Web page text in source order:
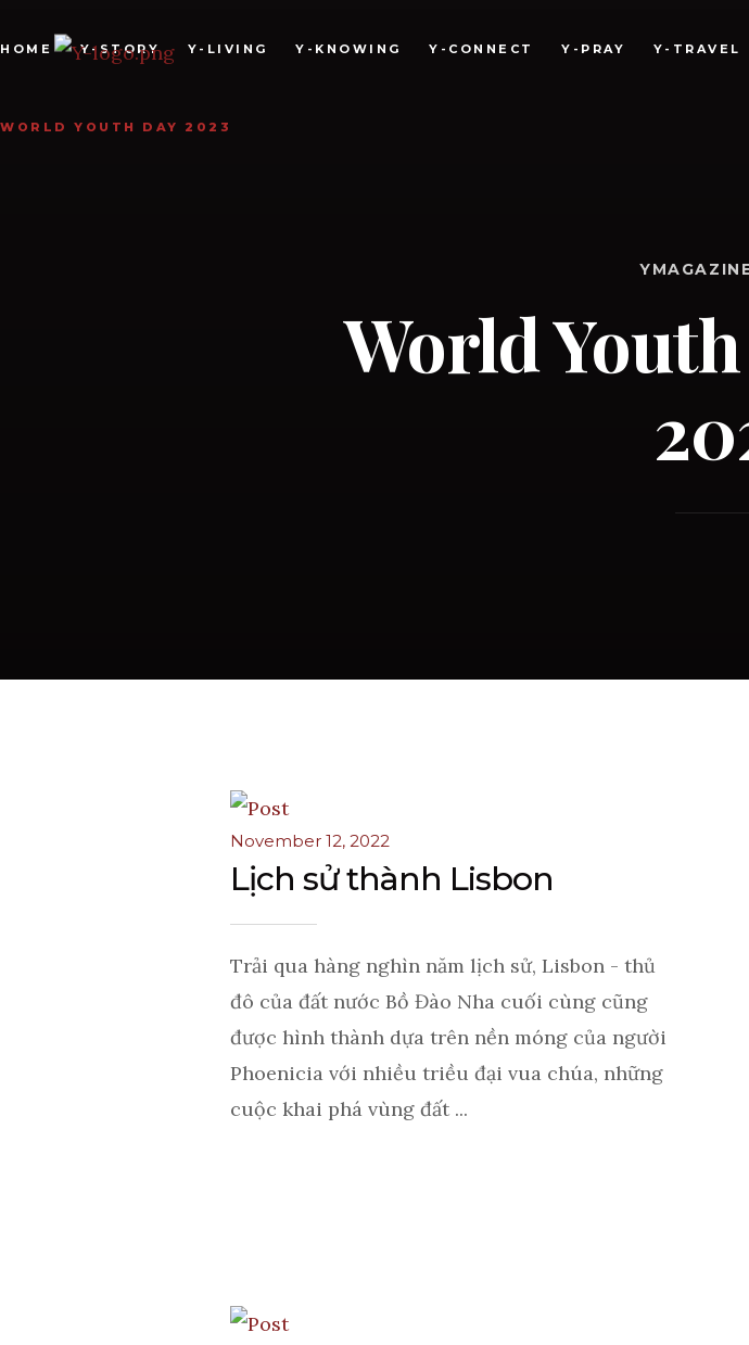
HOME Y-STORY Y-LIVING Y-KNOWING Y-CONNECT Y-PRAY Y-TRAVEL
WORLD YOUTH DAY 2023
World
November 12, 2022
Lịch sử thành Lisbon
Trải qua hàng nghìn năm lịch sử, Lisbon - thủ
đô của đất nước Bồ Đào Nha cuối cùng cũng
được hình thành dựa trên nền móng của người
Phoenicia với nhiều triều đại vua chúa, những
cuộc khai phá vùng đất ...